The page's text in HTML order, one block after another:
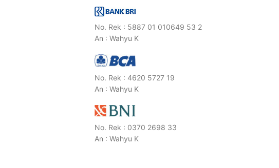
No. Rek : 5887 01 010649 53 2
An : Wahyu K
No. Rek : 4620 5727 19
An : Wahyu K
No. Rek : 0370 2698 33
An : Wahyu K